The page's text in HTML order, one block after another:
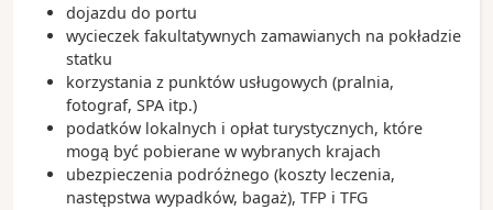
dojazdu do portu
wycieczek fakultatywnych zamawianych na pokładzie
statku
korzystania z punktów usługowych (pralnia,
fotograf, SPA itp.)
podatków lokalnych i opłat turystycznych, które
mogą być pobierane w wybranych krajach
ubezpieczenia podróżnego (koszty leczenia,
następstwa wypadków, bagaż), TFP i TFG